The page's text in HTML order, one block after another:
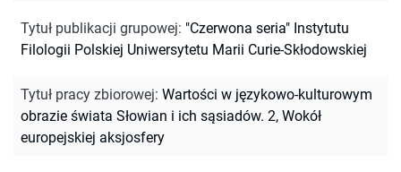
Tytuł publikacji grupowej: "Czerwona seria" Instytutu
Filologii Polskiej Uniwersytetu Marii Curie-Skłodowskiej
Tytuł pracy zbiorowej: Wartości w językowo-kulturowym
obrazie świata Słowian i ich sąsiadów. 2, Wokół
europejskiej aksjosfery